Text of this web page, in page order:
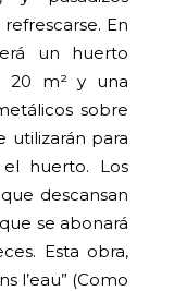
En
un huerto
20 m² y una
sobre
utilizarán para
huerto. Los
descansan
se abonará
Esta obra,
l’eau” (Como